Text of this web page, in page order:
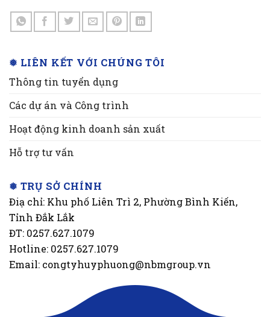
❅ LIÊN KẾT VỚI CHÚNG TÔI
Thông tin tuyển dụng
Các dự án và Công trình
Hoạt động kinh doanh sản xuất
Hỗ trợ tư vấn
❅ TRỤ SỞ CHÍNH
Điạ chỉ: Khu phố Liên Trì 2, Phường Bình Kiến,
Tỉnh Đắk Lắk
ĐT: 0257.627.1079
Hotline: 0257.627.1079
Email: congtyhuyphuong@nbmgroup.vn